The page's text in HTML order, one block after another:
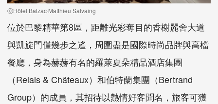
ⓒHôtel Balzac·Matthieu Salvaing
位於巴黎精華第8區，距離光彩奪目的香榭麗舍大道
與凱旋門僅幾步之遙，周圍盡是國際時尚品牌與高檔
餐廳，身為赫赫有名的羅萊夏朵精品酒店集團
（Relais & Châteaux）和伯特蘭集團（Bertrand
Group）的成員，其招待以熱情好客聞名，旅客可獲